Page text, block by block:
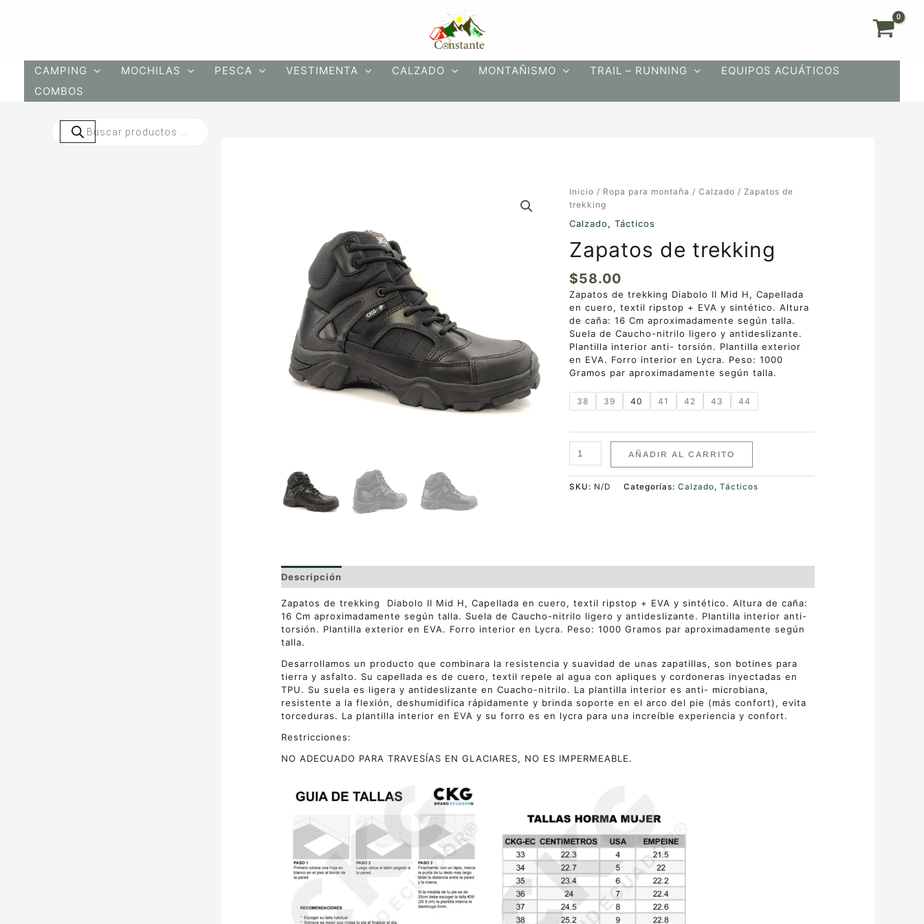
CAMPING MOCHILAS PESCA VESTIMENTA CALZADO MONTAÑISMO TRAIL – RUNNING
EQUIPOS ACUÁTICOS
COMBOS
Búsqueda
productos
Inicio / Ropa para montaña /Calzado / Zapatos de
trekking
Calzado,Tácticos
Zapatos de trekking
$58.00
Zapatos de trekking Diabolo II Mid H, Capellada
en cuero, textil ripstop + EVA y sintético. Altura
de caña: 16 Cm aproximadamente según talla.
Suela de Caucho-nitrilo ligero y antideslizante.
Plantilla interior anti- torsión. Plantilla exterior
en EVA. Forro interior en Lycra. Peso: 1000
Gramos par aproximadamente según talla.
38 39 40 41 42 43 44
Zapatos
de
cantidad
AÑADIR AL CARRITO
SKU: N/D Categorías:Calzado,Tácticos
Descripción
Zapatos de trekking Diabolo II Mid H, Capellada en cuero, textil ripstop + EVA y sintético. Altura de caña:
16 Cm aproximadamente según talla. Suela de Caucho-nitrilo ligero y antideslizante. Plantilla interior anti-
torsión. Plantilla exterior en EVA. Forro interior en Lycra. Peso: 1000 Gramos par aproximadamente según
talla.
Desarrollamos un producto que combinara la resistencia y suavidad de unas zapatillas, son botines para
tierra y asfalto. Su capellada es de cuero, textil repele al agua con apliques y cordoneras inyectadas en
TPU. Su suela es ligera y antideslizante en Cuacho-nitrilo. La plantilla interior es anti- microbiana,
resistente a la flexión, deshumidifica rápidamente y brinda soporte en el arco del pie (más confort), evita
torceduras. La plantilla interior en EVA y su forro es en lycra para una increíble experiencia y confort.
Restricciones:
NO ADECUADO PARA TRAVESÍAS EN GLACIARES, NO ES IMPERMEABLE.